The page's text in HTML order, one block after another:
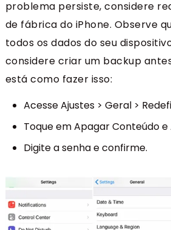
problema persiste, considere
de fábrica do iPhone. Observe
todos os dados do seu
considere criar um backup
está como fazer isso:
Acesse Ajustes > Geral >
Toque em Apagar Conteúdo e
Digite a senha e confirme.